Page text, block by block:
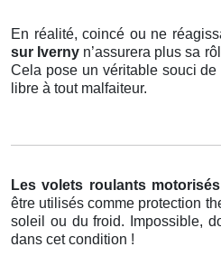
En réalité, coincé ou ne
sur Iverny n’assurera plus sa
Cela pose un véritable souci
libre à tout malfaiteur.
Les volets roulants motorisés
être utilisés comme protection
soleil ou du froid. Impossible,
dans cet condition !